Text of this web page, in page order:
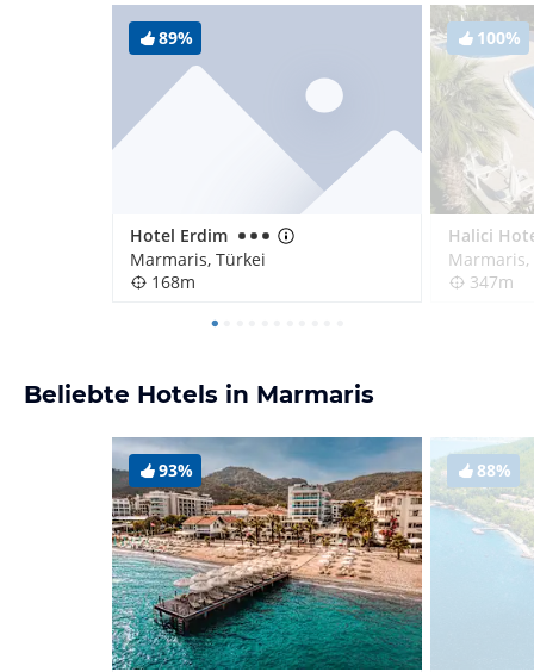
89%
Hotel Erdim
Marmaris, Türkei
168m
100%
Halici
Marmaris,
347m
Beliebte Hotels in Marmaris
93% 88%